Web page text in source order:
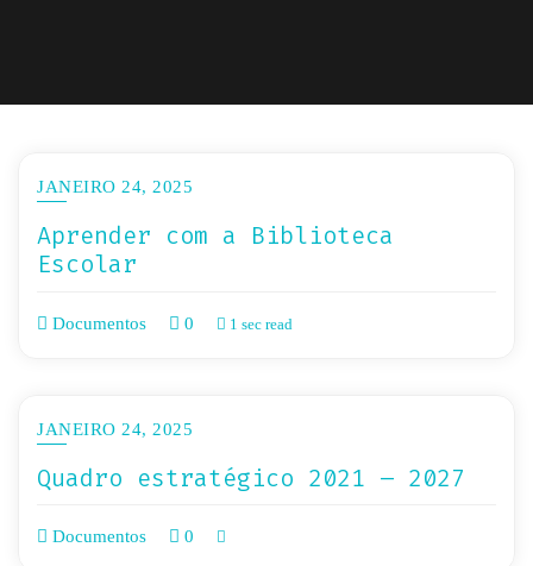
JANEIRO 24, 2025
Aprender com a Biblioteca
Escolar
Documentos 0 1 sec read
JANEIRO 24, 2025
Quadro estratégico 2021 – 2027
Documentos 0